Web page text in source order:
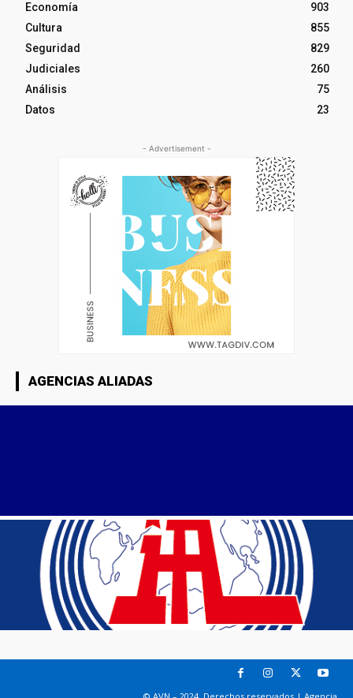
Economía
903
Cultura
855
Seguridad
829
Judiciales
260
Análisis
75
Datos
23
- Advertisement -
AGENCIAS ALIADAS